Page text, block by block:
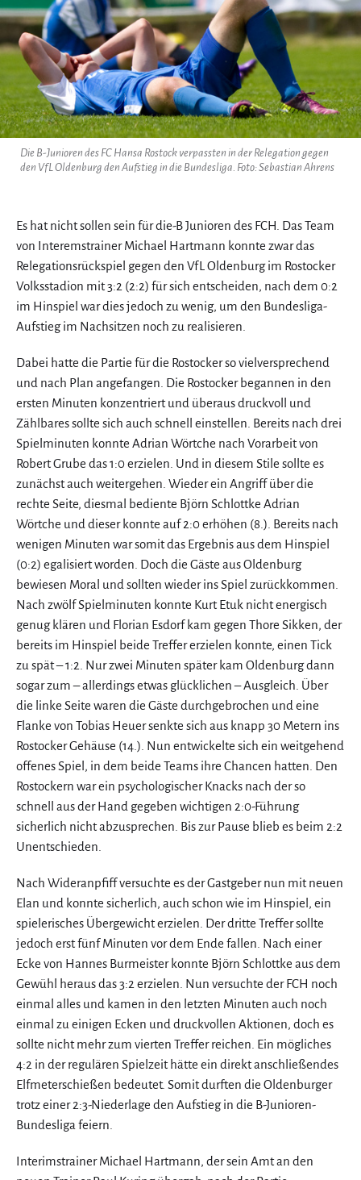
Die B-Junioren des FC Hansa Rostock verpassten in der Relegation gegen
den VfL Oldenburg den Aufstieg in die Bundesliga. Foto: Sebastian Ahrens
Es hat nicht sollen sein für die-B Junioren des FCH. Das Team
von Interemstrainer Michael Hartmann konnte zwar das
Relegationsrückspiel gegen den VfL Oldenburg im Rostocker
Volksstadion mit 3:2 (2:2) für sich entscheiden, nach dem 0:2
im Hinspiel war dies jedoch zu wenig, um den Bundesliga-
Aufstieg im Nachsitzen noch zu realisieren.
Dabei hatte die Partie für die Rostocker so vielversprechend
und nach Plan angefangen. Die Rostocker begannen in den
ersten Minuten konzentriert und überaus druckvoll und
Zählbares sollte sich auch schnell einstellen. Bereits nach drei
Spielminuten konnte Adrian Wörtche nach Vorarbeit von
Robert Grube das 1:0 erzielen. Und in diesem Stile sollte es
zunächst auch weitergehen. Wieder ein Angriff über die
rechte Seite, diesmal bediente Björn Schlottke Adrian
Wörtche und dieser konnte auf 2:0 erhöhen (8.). Bereits nach
wenigen Minuten war somit das Ergebnis aus dem Hinspiel
(0:2) egalisiert worden. Doch die Gäste aus Oldenburg
bewiesen Moral und sollten wieder ins Spiel zurückkommen.
Nach zwölf Spielminuten konnte Kurt Etuk nicht energisch
genug klären und Florian Esdorf kam gegen Thore Sikken, der
bereits im Hinspiel beide Treffer erzielen konnte, einen Tick
zu spät – 1:2. Nur zwei Minuten später kam Oldenburg dann
sogar zum – allerdings etwas glücklichen – Ausgleich. Über
die linke Seite waren die Gäste durchgebrochen und eine
Flanke von Tobias Heuer senkte sich aus knapp 30 Metern ins
Rostocker Gehäuse (14.). Nun entwickelte sich ein weitgehend
offenes Spiel, in dem beide Teams ihre Chancen hatten. Den
Rostockern war ein psychologischer Knacks nach der so
schnell aus der Hand gegeben wichtigen 2:0-Führung
sicherlich nicht abzusprechen. Bis zur Pause blieb es beim 2:2
Unentschieden.
Nach Wideranpfiff versuchte es der Gastgeber nun mit neuen
Elan und konnte sicherlich, auch schon wie im Hinspiel, ein
spielerisches Übergewicht erzielen. Der dritte Treffer sollte
jedoch erst fünf Minuten vor dem Ende fallen. Nach einer
Ecke von Hannes Burmeister konnte Björn Schlottke aus dem
Gewühl heraus das 3:2 erzielen. Nun versuchte der FCH noch
einmal alles und kamen in den letzten Minuten auch noch
einmal zu einigen Ecken und druckvollen Aktionen, doch es
sollte nicht mehr zum vierten Treffer reichen. Ein mögliches
4:2 in der regulären Spielzeit hätte ein direkt anschließendes
Elfmeterschießen bedeutet. Somit durften die Oldenburger
trotz einer 2:3-Niederlage den Aufstieg in die B-Junioren-
Bundesliga feiern.
Interimstrainer Michael Hartmann, der sein Amt an den